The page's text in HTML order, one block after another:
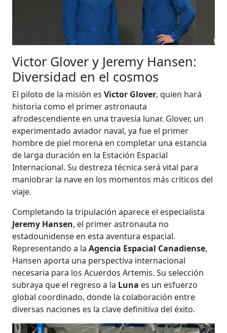
Victor Glover y Jeremy Hansen:
Diversidad en el cosmos
El piloto de la misión esVictor Glover, quien hará
historia como el primer astronauta
afrodescendiente en una travesía lunar. Glover, un
experimentado aviador naval, ya fue el primer
hombre de piel morena en completar una estancia
de larga duración en la Estación Espacial
Internacional. Su destreza técnica será vital para
maniobrar la nave en los momentos más críticos del
viaje.
Completando la tripulación aparece el especialista
Jeremy Hansen, el primer astronauta no
estadounidense en esta aventura espacial.
Representando a laAgencia Espacial Canadiense,
Hansen aporta una perspectiva internacional
necesaria para los Acuerdos Artemis. Su selección
subraya que el regreso a la Luna es un esfuerzo
global coordinado, donde la colaboración entre
diversas naciones es la clave definitiva del éxito.